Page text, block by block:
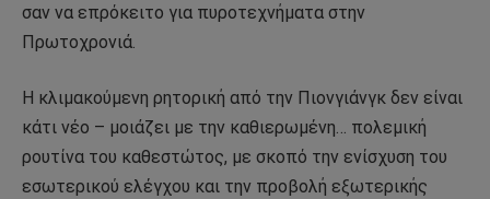
σαν να επρόκειτο για πυροτεχνήματα στην
Πρωτοχρονιά.
Η κλιμακούμενη ρητορική από την Πιονγιάνγκ δεν είναι
κάτι νέο – μοιάζει με την καθιερωμένη… πολεμική
ρουτίνα του καθεστώτος, με σκοπό την ενίσχυση του
εσωτερικού ελέγχου και την προβολή εξωτερικής